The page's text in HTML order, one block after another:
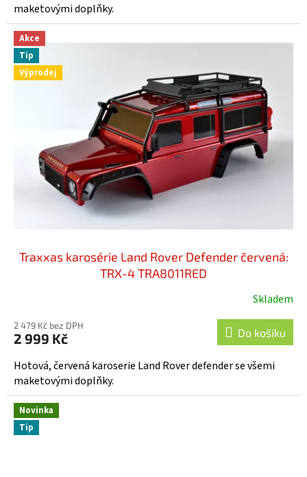
z
5
hvězdiček.
maketovými doplňky.
Akce
Tip
Výprodej
Traxxas karosérie Land Rover Defender červená:
TRX-4 TRA8011RED
produktu
je
4,6
z
5
hvězdiček.
Skladem
2 479 Kč bez DPH
2 999 Kč Do košíku
Hotová, červená karoserie Land Rover defender se všemi
maketovými doplňky.
Novinka
Tip